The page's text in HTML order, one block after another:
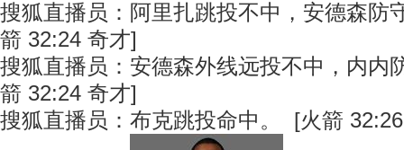
搜狐直播员：阿里扎跳投不中，安德森防
箭 32:24 奇才]
搜狐直播员：安德森外线远投不中，内内
箭 32:24 奇才]
搜狐直播员：布克跳投命中。 [火箭